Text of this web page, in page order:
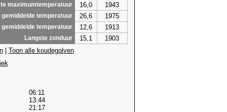
maximumtemperatuur 16,0 1943
gemiddelde temperatuur 26,6 1975
gemiddelde temperatuur 12,6 1913
Langste zonduur 15,1
1903
| Toon alle koudegolven
06:11
13:44
21:17